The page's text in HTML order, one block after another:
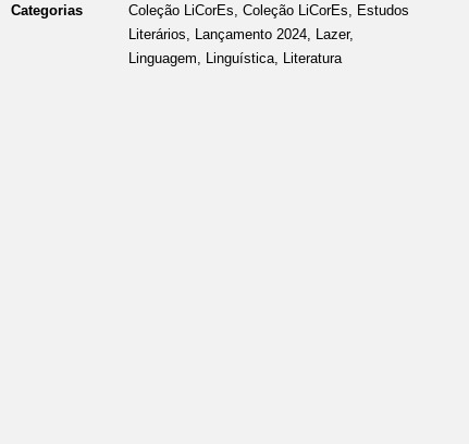
Categorias
Coleção LiCorEs Coleção LiCorEs
Estudos
Literários
Lançamento 2024 Lazer,
Linguagem
Linguística Literatura